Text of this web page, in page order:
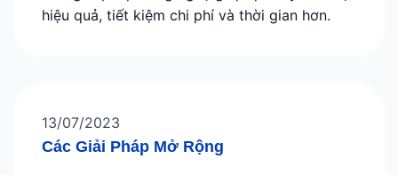
hiệu quả, tiết kiệm chi phí và thời gian hơn.
Các Giải Pháp Mở Rộng
13/07/2023